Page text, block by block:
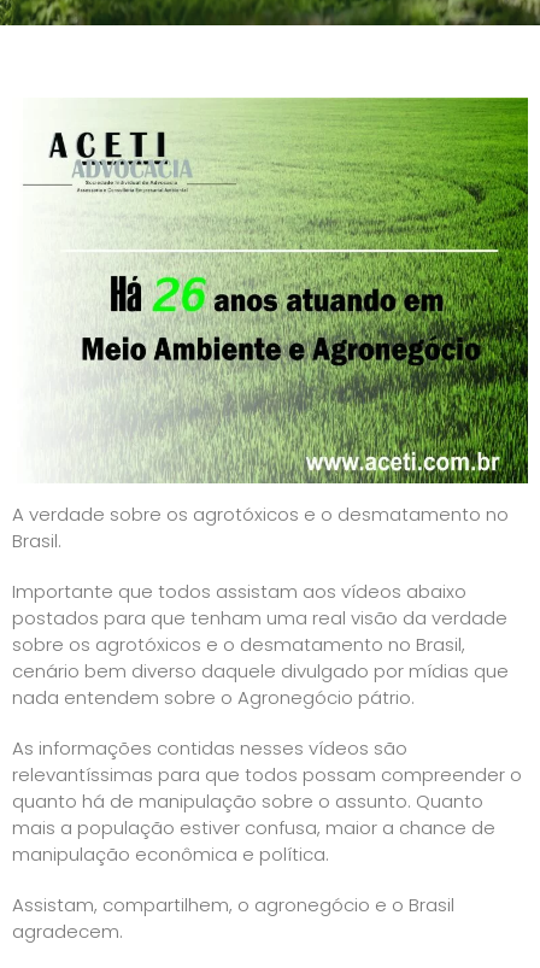
A verdade sobre os agrotóxicos e o desmatamento no
Brasil.
Importante que todos assistam aos vídeos abaixo
postados para que tenham uma real visão da verdade
sobre os agrotóxicos e o desmatamento no Brasil,
cenário bem diverso daquele divulgado por mídias que
nada entendem sobre o Agronegócio pátrio.
As informações contidas nesses vídeos são
relevantíssimas para que todos possam compreender o
quanto há de manipulação sobre o assunto. Quanto
mais a população estiver confusa, maior a chance de
manipulação econômica e política.
Assistam, compartilhem, o agronegócio e o Brasil
agradecem.